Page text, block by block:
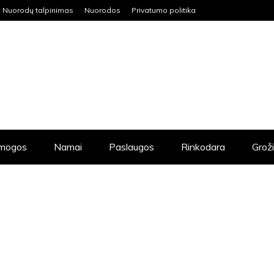
Nuorodų talpinimas Nuorodos Privatumo politika
Namai Paslaugos Rinkodara